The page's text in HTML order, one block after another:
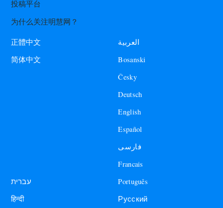
投稿平台
为什么关注明慧网？
正體中文
简体中文
العربية
Bosanski
Česky
Deutsch
English
Español
فارسی
Francais
עברית
हिन्दी
Português
Русский